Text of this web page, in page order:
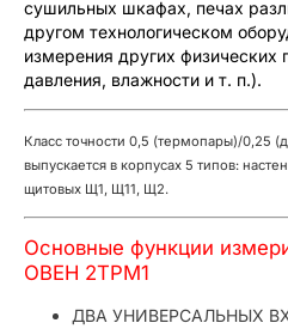
сушильных шкафах, печах
другом технологическом
измерения других физических
давления, влажности и т. п.).
Класс точности 0,5 (термопары)/0,25
выпускается в корпусах 5 типов:
щитовых Щ1, Щ11, Щ2.
Основные функции
ОВЕН 2ТРМ1
ДВА УНИВЕРСАЛЬНЫХ